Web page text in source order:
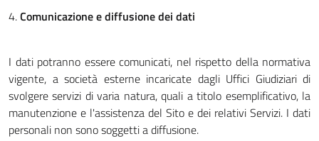
4.Comunicazione e diffusione dei dati
I dati potranno essere comunicati, nel rispetto della normativa
vigente, a società esterne incaricate dagli Uffici Giudiziari di
svolgere servizi di varia natura, quali a titolo esemplificativo, la
manutenzione e l'assistenza del Sito e dei relativi Servizi. I dati
personali non sono soggetti a diffusione.